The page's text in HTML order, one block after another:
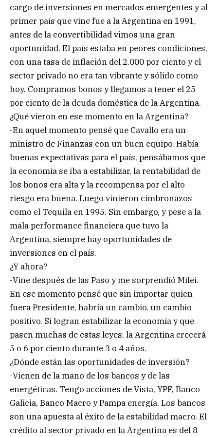
cargo de inversiones en mercados emergentes y al
primer país que vine fue a la Argentina en 1991,
antes de la convertibilidad vimos una gran
oportunidad. El país estaba en peores condiciones,
con una tasa de inflación del 2.000 por ciento y el
sector privado no era tan vibrante y sólido como
hoy. Compramos bonos y llegamos a tener el 25
por ciento de la deuda doméstica de la Argentina.
¿Qué vieron en ese momento en la Argentina?
-En aquel momento pensé que Cavallo era un
ministro de Finanzas con un buen equipo. Había
buenas expectativas para el país, pensábamos que
la economía se iba a estabilizar, la rentabilidad de
los bonos era alta y la recompensa por el alto
riesgo era buena. Luego vinieron cimbronazos
como el Tequila en 1995. Sin embargo, y pese a la
mala performance financiera que tuvo la
Argentina, siempre hay oportunidades de
inversiones en el país.
¿Y ahora?
-Vine después de las Paso y me sorprendió Milei.
En ese momento pensé que sin importar quien
fuera Presidente, habría un cambio, un cambio
positivo. Si logran estabilizar la economía y que
pasen muchas de estas leyes, la Argentina crecerá
5 o 6 por ciento durante 3 o 4 años.
¿Dónde están las oportunidades de inversión?
-Vienen de la mano de los bancos y de las
energéticas. Tengo acciones de Vista, YPF, Banco
Galicia, Banco Macro y Pampa energía. Los bancos
son una apuesta al éxito de la estabilidad macro. El
crédito al sector privado en la Argentina es del 8